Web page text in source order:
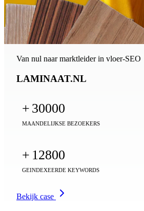
Van nul naar marktleider in vloer-SEO
LAMINAAT.NL
+ 30000
MAANDELIJKSE BEZOEKERS
+ 12800
GEINDEXEERDE KEYWORDS
Bekijk case